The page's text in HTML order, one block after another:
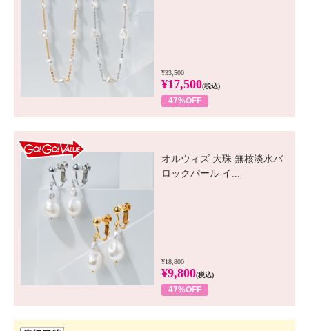
¥33,500
¥17,500(税込)
47%OFF
オルウィズ 大珠 無核淡水バ
ロックパール イ...
¥18,800
¥9,800(税込)
47%OFF